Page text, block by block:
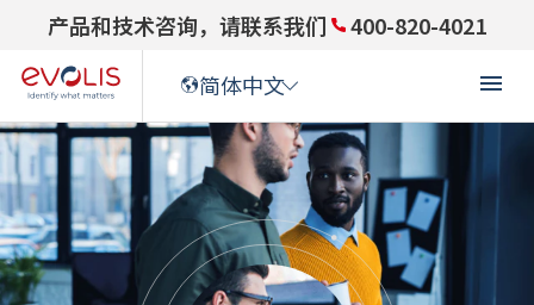
产品和技术咨询，请联系我们
400-820-4021
简体中文
ENGLISH (英语
ENGLISH (US) 英语(US))